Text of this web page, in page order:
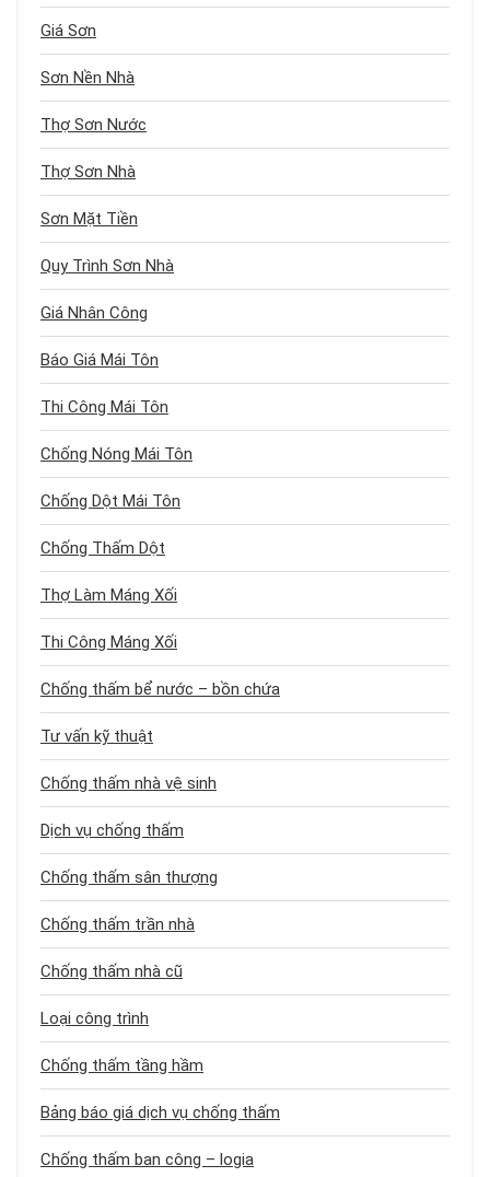
Giá Sơn
Sơn Nền Nhà
Thợ Sơn Nước
Thợ Sơn Nhà
Sơn Mặt Tiền
Quy Trình Sơn Nhà
Giá Nhân Công
Báo Giá Mái Tôn
Thi Công Mái Tôn
Chống Nóng Mái Tôn
Chống Dột Mái Tôn
Chống Thấm Dột
Thợ Làm Máng Xối
Thi Công Máng Xối
Chống thấm bể nước – bồn chứa
Tư vấn kỹ thuật
Chống thấm nhà vệ sinh
Dịch vụ chống thấm
Chống thấm sân thượng
Chống thấm trần nhà
Chống thấm nhà cũ
Loại công trình
Chống thấm tầng hầm
Bảng báo giá dịch vụ chống thấm
Chống thấm ban công – logia